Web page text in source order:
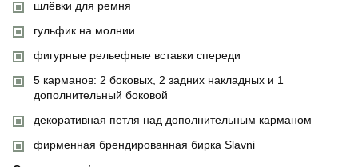
шлёвки для ремня
гульфик на молнии
фигурные рельефные вставки спереди
5 карманов: 2 боковых, 2 задних накладных и 1
дополнительный боковой
декоративная петля над дополнительным карманом
фирменная брендированная бирка Slavni